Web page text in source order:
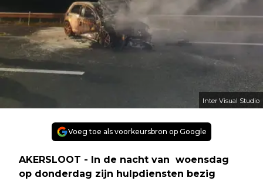
Inter Visual Studio
Voeg toe als voorkeursbron op Google
AKERSLOOT - In de nacht van woensdag
op donderdag zijn hulpdiensten bezig